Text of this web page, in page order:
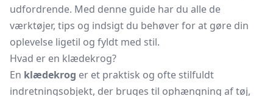
udfordrende. Med denne guide har du alle de
værktøjer, tips og indsigt du behøver for at gøre din
oplevelse ligetil og fyldt med stil.
Hvad er en klædekrog?
En klædekrog er et praktisk og ofte stilfuldt
indretningsobjekt, der bruges til ophængning af tøj,